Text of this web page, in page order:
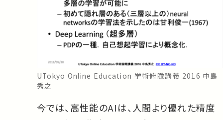
UTokyo Online Education 学術俯瞰講義 2016 中島
秀之
今では、高性能のAIは、人間より優れた精度